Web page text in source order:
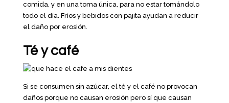
comida, y en una toma única, para no estar tomándolo
todo el día. Fríos y bebidos con pajita ayudan a reducir
el daño por erosión.
Té y café
Si se consumen sin azúcar, el té y el café no provocan
daños porque no causan erosión pero sí que causan